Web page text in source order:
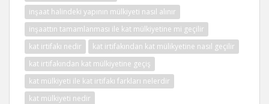
inşaat halindeki yapının mülkiyeti nasıl alınır
inşaattın tamamlanması ile kat mülkiyetine mi geçilir
kat irtifakı nedir
kat irtifakından kat mülikyetine nasıl geçilir
kat irtifakından kat mülkiyetine geçiş
kat mülkiyeti ile kat irtifakı farkları nelerdir
kat mülkiyeti nedir